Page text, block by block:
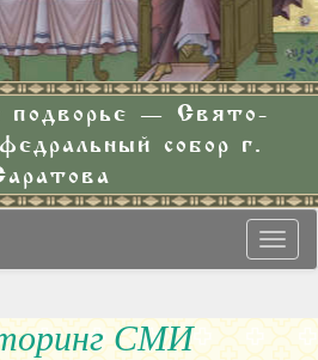
подворье — Свято-
собор г.
СМИ